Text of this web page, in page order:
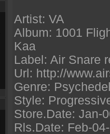
Artist: VA
Album: 1001
Kaa
Label: Air Snare
Url: http://
Genre:
Style:
Store.Date: Jan-
Rls.Date: Feb-